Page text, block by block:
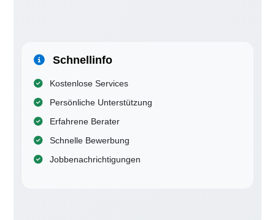
Schnellinfo
Kostenlose Services
Persönliche Unterstützung
Erfahrene Berater
Schnelle Bewerbung
Jobbenachrichtigungen